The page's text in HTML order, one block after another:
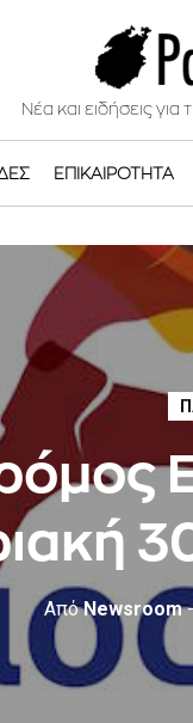
Νέα και ειδήσεις για
ΕΠΙΚΑΙΡΌΤΗΤΑ
ΑπόNewsroom